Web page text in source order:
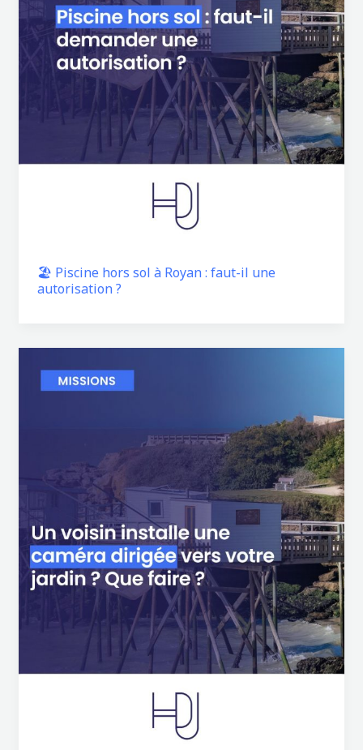
🏖️ Piscine hors sol à Royan : faut-il une
autorisation ?